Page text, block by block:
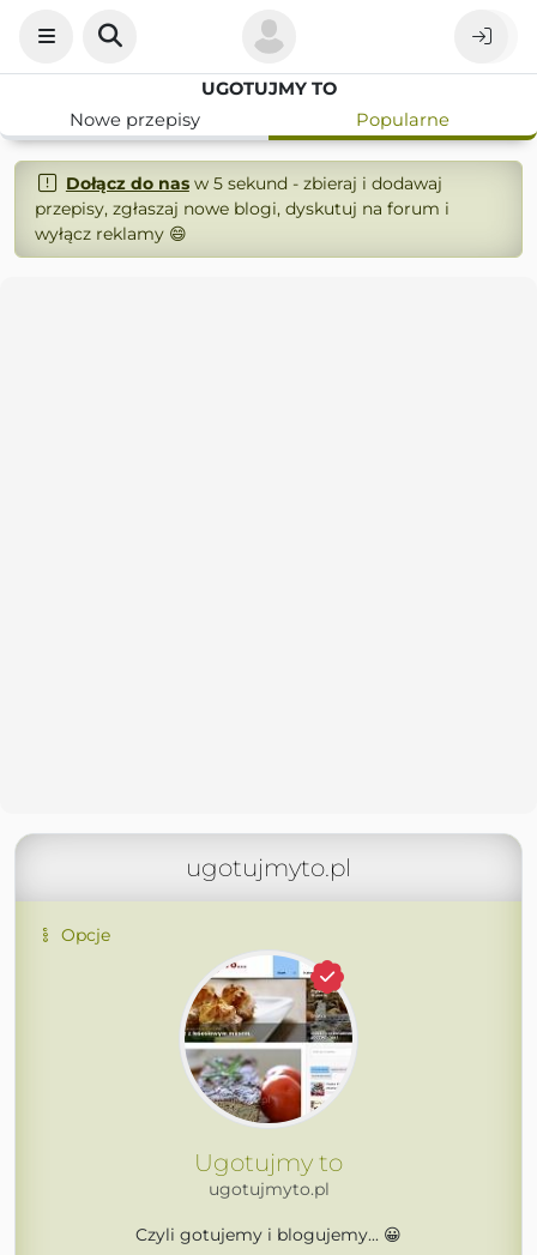
UGOTUJMY TO
Nowe przepisy
Popularne
Dołącz do nasw 5 sekund - zbieraj i dodawaj
przepisy, zgłaszaj nowe blogi, dyskutuj na forum i
wyłącz reklamy 😄
ugotujmyto.pl
Opcje
Ugotujmy to
ugotujmyto.pl
Czyli gotujemy i blogujemy... 😀